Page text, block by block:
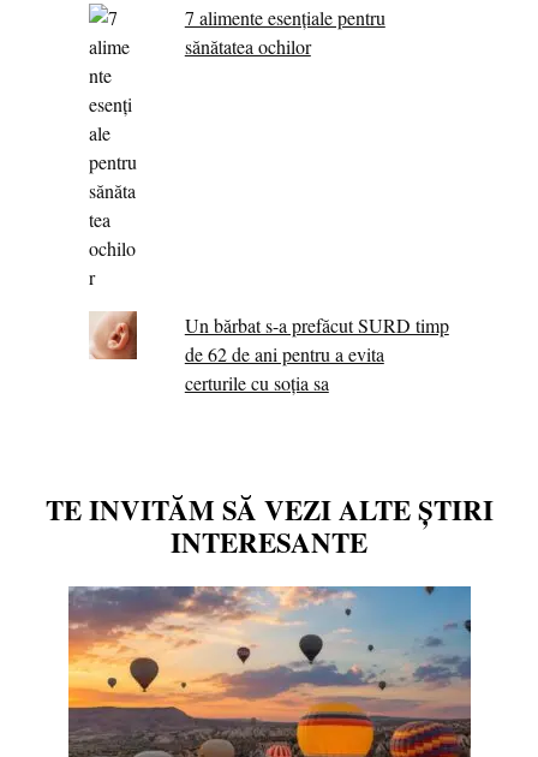
7 alimente esenţiale pentru
sănătatea ochilor
Un bărbat s-a prefăcut SURD timp
de 62 de ani pentru a evita
certurile cu soția sa
TE INVITĂM SĂ VEZI ALTE ȘTIRI
INTERESANTE